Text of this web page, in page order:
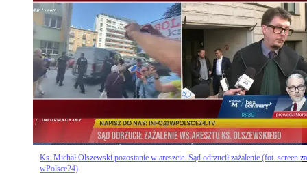
Ks. Michał Olszewski pozostanie w areszcie. Sąd odrzucił zażalenie (fot. screen za
wPolsce24)